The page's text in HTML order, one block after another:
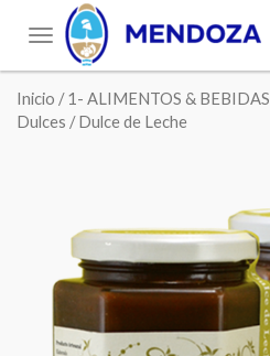
Toggle
navigation
Inicio /1- ALIMENTOS & BEBIDAS
Dulces / Dulce de Leche